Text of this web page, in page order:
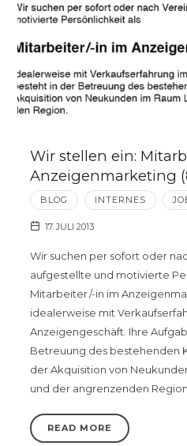
Wir stellen ein:
Anzeigenmarketing
BLOG INTERNES
17. JULI 2013
Wir suchen per sofort oder
aufgestellte und motivierte
Mitarbeiter /-in im
idealerweise mit
Anzeigengeschäft. Ihre
Betreuung des bestehenden
der Akquisition von
und der angrenzenden
READ MORE